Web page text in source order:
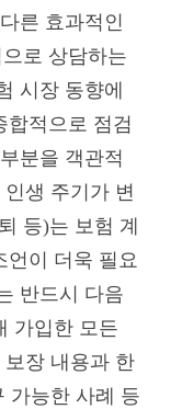
른 효과적인
로 상담하는
시장 동향에
합적으로 점검
분을 객관적
생 주기가 변
등)는 보험 계
언이 더욱 필요
반드시 다음
가입한 모든
장 내용과 한
가능한 사례 등